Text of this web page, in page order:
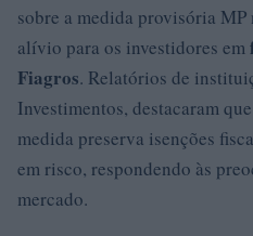
sobre a medida provisória MP
alívio para os investidores em
Fiagros. Relatórios de
Investimentos, destacaram
medida preserva isenções
em risco, respondendo às
mercado.